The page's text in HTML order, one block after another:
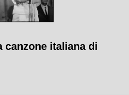
canzone italiana di